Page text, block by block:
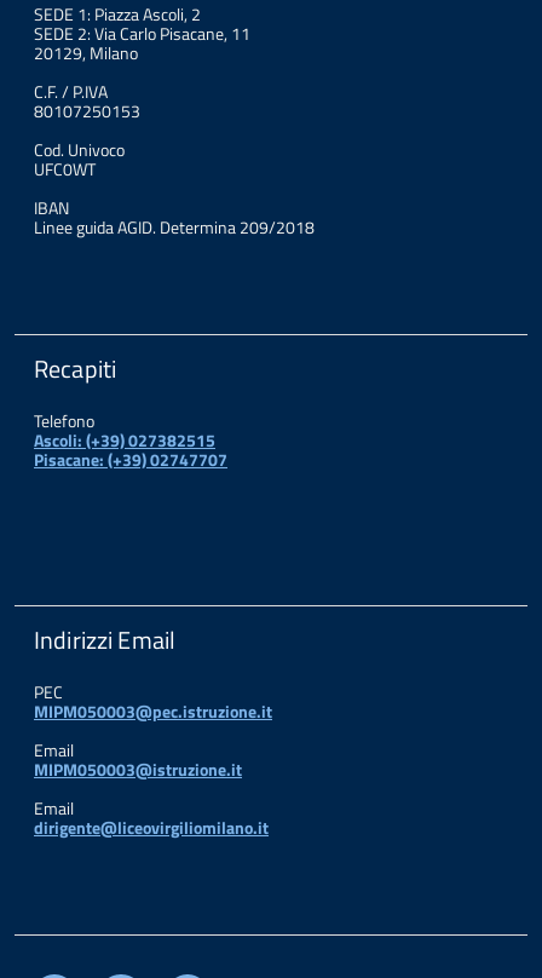
SEDE 1: Piazza Ascoli, 2
SEDE 2: Via Carlo Pisacane, 11
20129, Milano
C.F. / P.IVA
80107250153
Cod. Univoco
UFC0WT
IBAN
Linee guida AGID. Determina 209/2018
Recapiti
Telefono
Ascoli: (+39) 027382515
Pisacane: (+39) 02747707
Indirizzi Email
PEC
MIPM050003@pec.istruzione.it
Email
MIPM050003@istruzione.it
Email
dirigente@liceovirgiliomilano.it